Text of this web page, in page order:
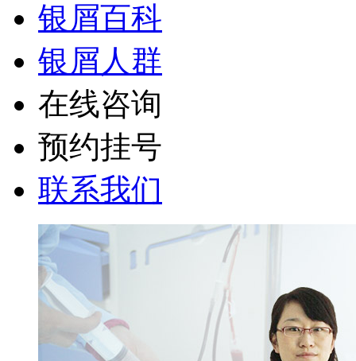
银屑百科
银屑人群
在线咨询
预约挂号
联系我们